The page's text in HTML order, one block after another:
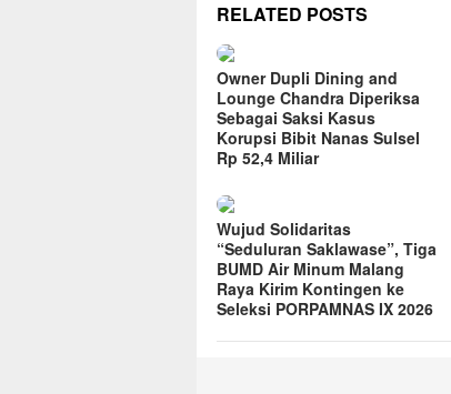
RELATED POSTS
Owner Dupli Dining and
Lounge Chandra Diperiksa
Sebagai Saksi Kasus
Korupsi Bibit Nanas Sulsel
Rp 52,4 Miliar
Wujud Solidaritas
“Seduluran Saklawase”, Tiga
BUMD Air Minum Malang
Raya Kirim Kontingen ke
Seleksi PORPAMNAS IX 2026